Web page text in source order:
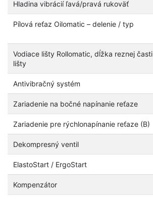
Hladina vibrácií ľavá/pravá rukoväť
Pílová reťaz Oilomatic – delenie / typ
Vodiace lišty Rollomatic, dĺžka reznej časti
lišty
Antivibračný systém
Zariadenie na bočné napínanie reťaze
Zariadenie pre rýchlonapínanie reťaze (B)
Dekompresný ventil
ElastoStart / ErgoStart
Kompenzátor